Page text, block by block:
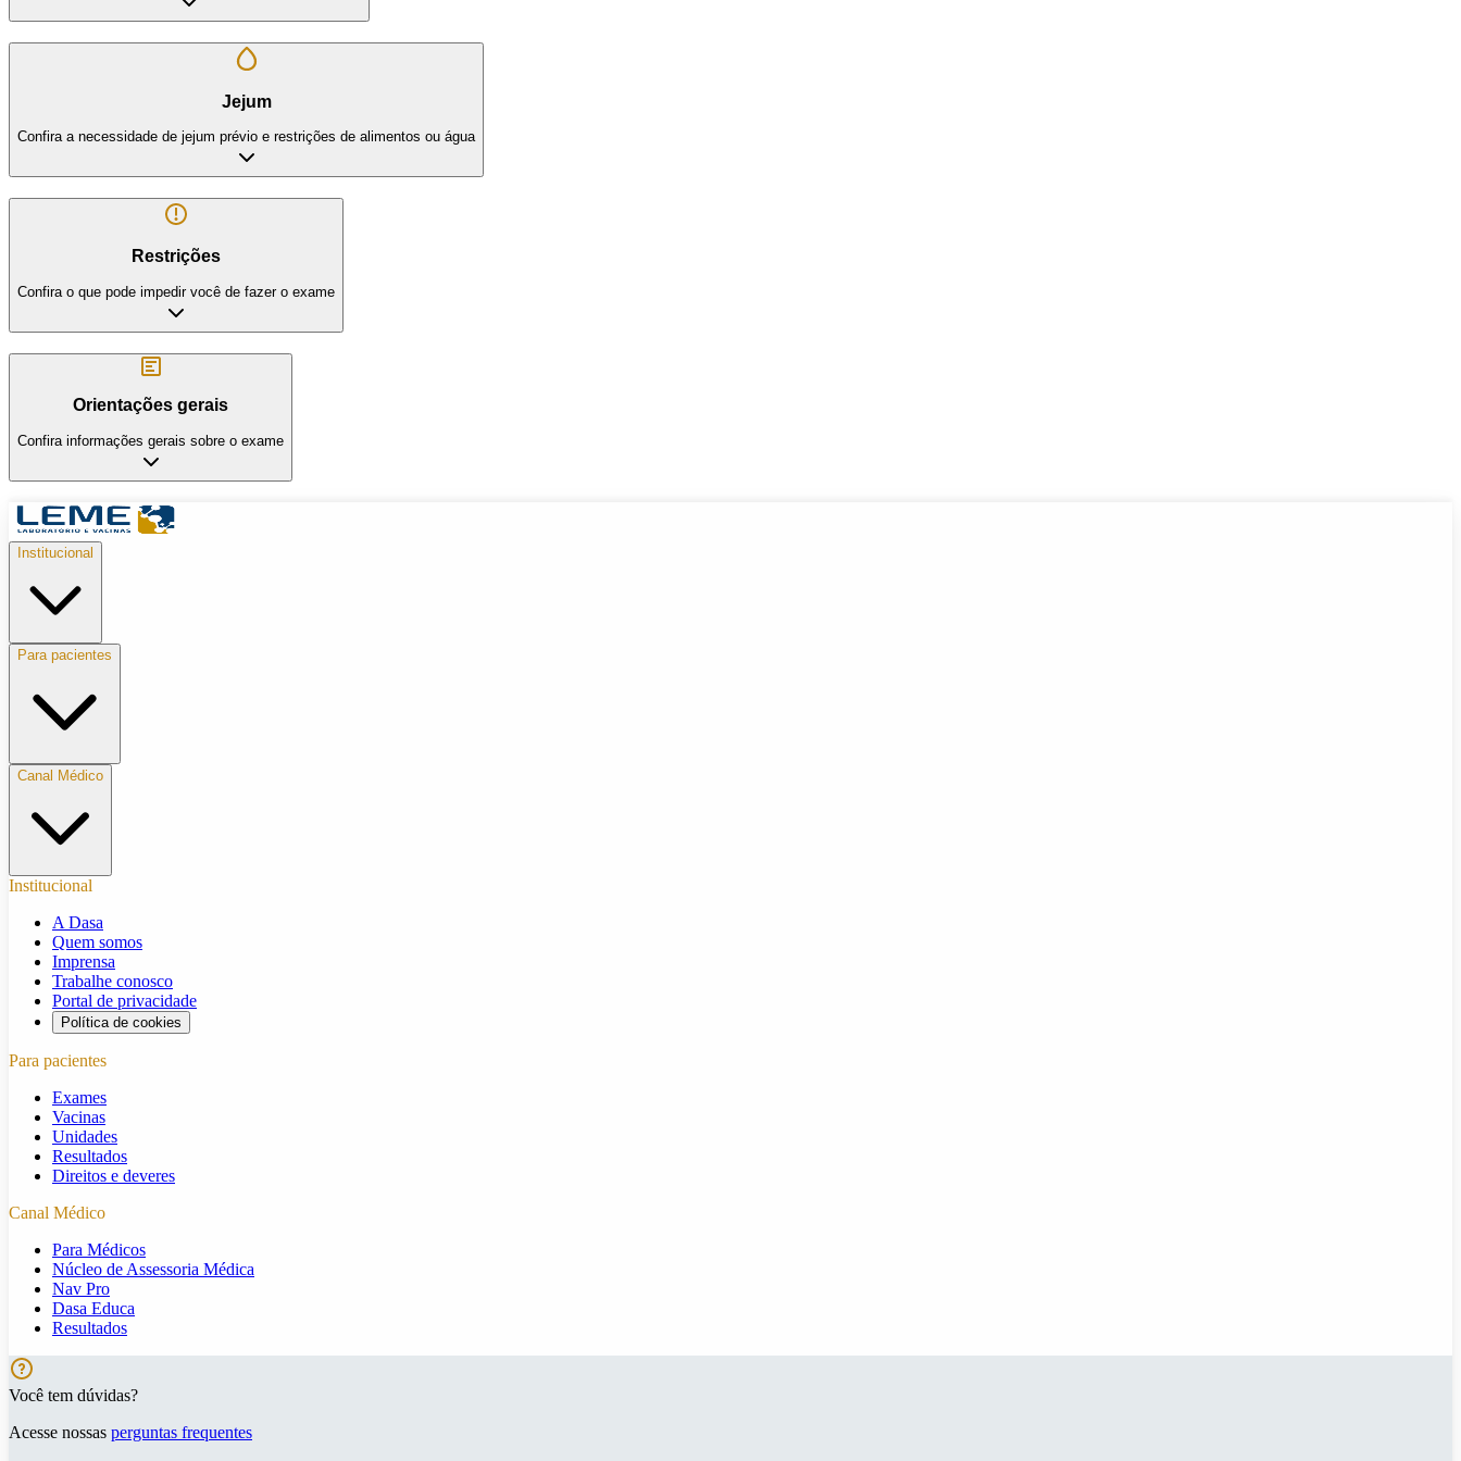
Jejum
Confira a necessidade de jejum prévio e restrições de alimentos ou água
Restrições
Confira o que pode impedir você de fazer o exame
Orientações gerais
Confira informações gerais sobre o exame
Institucional
Para pacientes
Canal Médico
Institucional
A Dasa
Quem somos
Imprensa
Trabalhe conosco
Portal de privacidade
Política de cookies
Para pacientes
Exames
Vacinas
Unidades
Resultados
Direitos e deveres
Canal Médico
Para Médicos
Núcleo de Assessoria Médica
Nav Pro
Dasa Educa
Resultados
Você tem dúvidas?
Acesse nossas perguntas frequentes